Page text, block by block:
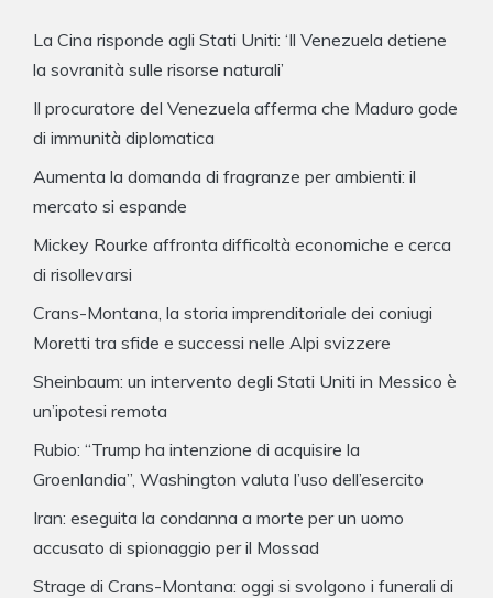
La Cina risponde agli Stati Uniti: ‘Il Venezuela detiene
la sovranità sulle risorse naturali’
Il procuratore del Venezuela afferma che Maduro gode
di immunità diplomatica
Aumenta la domanda di fragranze per ambienti: il
mercato si espande
Mickey Rourke affronta difficoltà economiche e cerca
di risollevarsi
Crans-Montana, la storia imprenditoriale dei coniugi
Moretti tra sfide e successi nelle Alpi svizzere
Sheinbaum: un intervento degli Stati Uniti in Messico è
un’ipotesi remota
Rubio: “Trump ha intenzione di acquisire la
Groenlandia”, Washington valuta l’uso dell’esercito
Iran: eseguita la condanna a morte per un uomo
accusato di spionaggio per il Mossad
Strage di Crans-Montana: oggi si svolgono i funerali di